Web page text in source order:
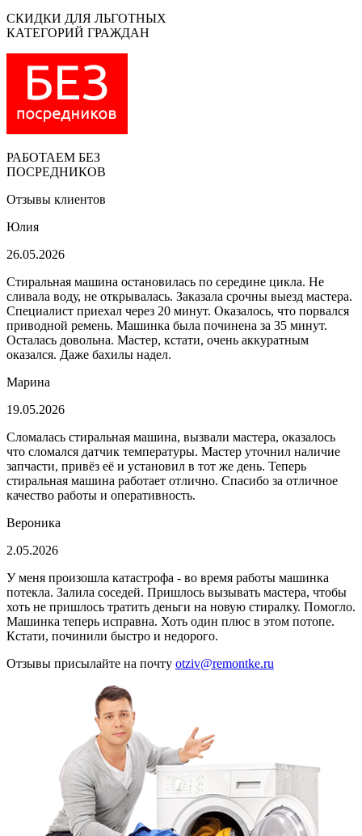
СКИДКИ ДЛЯ ЛЬГОТНЫХ
КАТЕГОРИЙ ГРАЖДАН
РАБОТАЕМ БЕЗ
ПОСРЕДНИКОВ
Отзывы клиентов
Юлия
26.05.2026
Стиральная машина остановилась по середине цикла. Не
сливала воду, не открывалась. Заказала срочны выезд мастера.
Специалист приехал через 20 минут. Оказалось, что порвался
приводной ремень. Машинка была починена за 35 минут.
Осталась довольна. Мастер, кстати, очень аккуратным
оказался. Даже бахилы надел.
Марина
19.05.2026
Сломалась стиральная машина, вызвали мастера, оказалось
что сломался датчик температуры. Мастер уточнил наличие
запчасти, привёз её и установил в тот же день. Теперь
стиральная машина работает отлично. Спасибо за отличное
качество работы и оперативность.
Вероника
2.05.2026
У меня произошла катастрофа - во время работы машинка
потекла. Залила соседей. Пришлось вызывать мастера, чтобы
хоть не пришлось тратить деньги на новую стиралку. Помогло.
Машинка теперь исправна. Хоть один плюс в этом потопе.
Кстати, починили быстро и недорого.
Отзывы присылайте на почту otziv@remontke.ru